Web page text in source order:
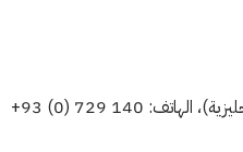
بالسيد "Thomas Glass"، بعثة اللجنة الدولية في كابول (بالإنجليزية)، الهاتف: ‎+93 (0) 729 140